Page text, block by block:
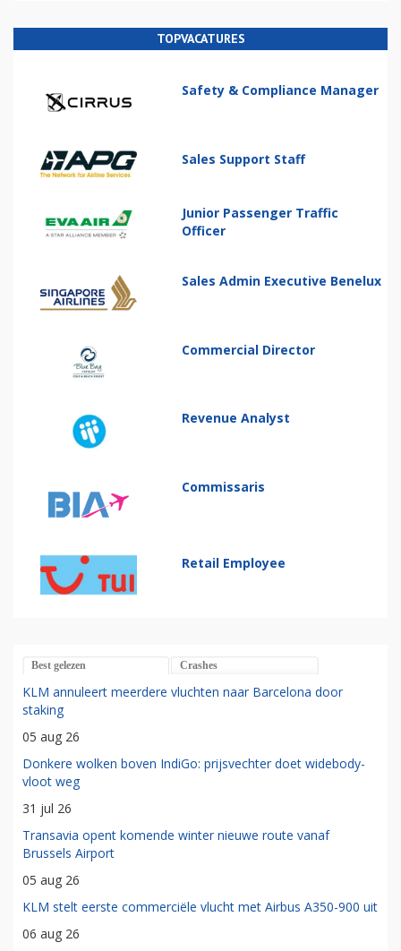
TOPVACATURES
Safety & Compliance Manager
Sales Support Staff
Junior Passenger Traffic
Officer
Sales Admin Executive Benelux
Commercial Director
Revenue Analyst
Commissaris
Retail Employee
Best gelezen Crashes
KLM annuleert meerdere vluchten naar Barcelona door
staking
05 aug 26
Donkere wolken boven IndiGo: prijsvechter doet widebody-
vloot weg
31 jul 26
Transavia opent komende winter nieuwe route vanaf
Brussels Airport
05 aug 26
KLM stelt eerste commerciële vlucht met Airbus A350-900 uit
06 aug 26